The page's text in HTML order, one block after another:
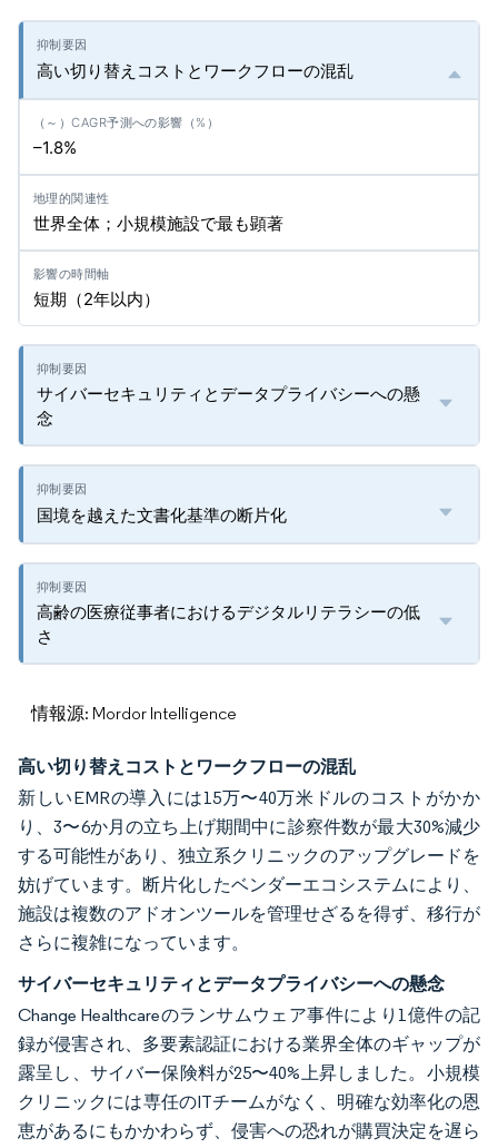
高い切り替えコストとワークフローの混乱
–1.8%
世界全体；小規模施設で最も顕著
短期（2年以内）
サイバーセキュリティとデータプライバシーへの懸
念
国境を越えた文書化基準の断片化
高齢の医療従事者におけるデジタルリテラシーの低
さ
情報源: Mordor Intelligence
高い切り替えコストとワークフローの混乱
新しいEMRの導入には15万〜40万米ドルのコストがかか
り、3〜6か月の立ち上げ期間中に診察件数が最大30%減少
する可能性があり、独立系クリニックのアップグレードを
妨げています。断片化したベンダーエコシステムにより、
施設は複数のアドオンツールを管理せざるを得ず、移行が
さらに複雑になっています。
サイバーセキュリティとデータプライバシーへの懸念
Change Healthcareのランサムウェア事件により1億件の記
録が侵害され、多要素認証における業界全体のギャップが
露呈し、サイバー保険料が25〜40%上昇しました。小規模
クリニックには専任のITチームがなく、明確な効率化の恩
恵があるにもかかわらず、侵害への恐れが購買決定を遅ら